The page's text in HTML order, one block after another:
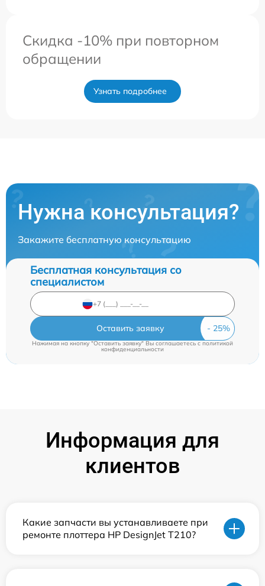
Скидка -10% при повторном
обращении
Узнать подробнее
Нужна консультация?
Закажите бесплатную консультацию
Бесплатная консультация со
специалистом
Оставить заявку
Нажимая на кнопку "Оставить заявку" Вы соглашаетесь cполитикой
конфиденциальности
Информация для
клиентов
Какие запчасти вы устанавливаете при
ремонте плоттера HP DesignJet T210?